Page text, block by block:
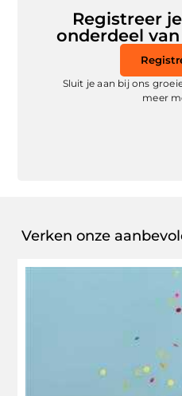
Registreer
onderdeel
Sluit je aan bij ons
meer
Verken onze